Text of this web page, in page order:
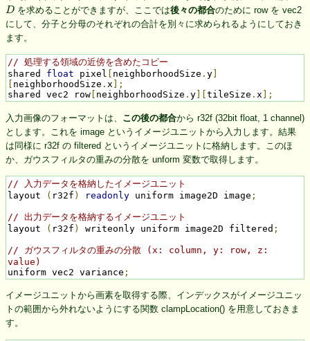
D
を求めることができますが、ここでは後々の都合のために row を vec2
にして、分子と分母のそれぞれの合計を別々に求められるようにしておき
ます。
// 処理する領域の近傍を含めたコピー
shared float pixel neighborhoodSize . y
neighborhoodSize . x ];
shared vec2 row neighborhoodSize . y tileSize . x ];
入力画像のフォーマットは、 この後の都合から r32f (32bit float, 1 channel)
とします。これを image というイメージユニットから入力します。結果
は同様に r32f の filtered というイメージユニットに格納します。このほ
か、ガウスフィルタの重みの分散を unform 変数で取得します。
// 入力データを格納したイメージユニット
layout
( r32f ) readonly uniform image2D image ;
// 出力データを格納するイメージユニット
layout
( r32f ) writeonly uniform image2D filtered ;
// ガウスフィルタの重みの分散 (x: column, y: row, z:
value)
uniform vec2 variance ;
イメージユニットから画素を取得する際、インデックスがイメージユニッ
トの範囲から外れないようにする関数 clampLocation() を用意しておきま
す。